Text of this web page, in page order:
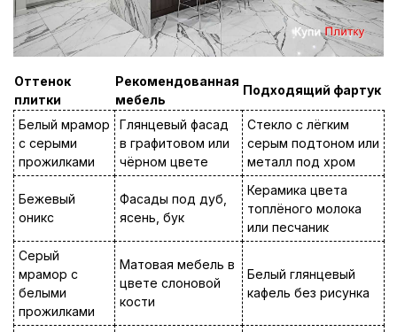
Оттенок
плитки
Рекомендованная
мебель
Подходящий фартук
Белый мрамор
с серыми
прожилками
Глянцевый фасад
в графитовом или
чёрном цвете
Стекло с лёгким
серым подтоном или
металл под хром
Бежевый
оникс
Фасады под дуб,
ясень, бук
Керамика цвета
топлёного молока
или песчаник
Серый
мрамор с
белыми
прожилками
Матовая мебель в
цвете слоновой
кости
Белый глянцевый
кафель без рисунка